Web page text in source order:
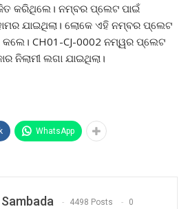
କରିଥିଲେ। ନମ୍ବର ପ୍ଲେଟ ପାଇଁ
ଯାଇଥିଲା। ଲୋକେ ଏହି ନମ୍ବର ପ୍ଲେଟ
CH01-CJ-0002 ନମ୍ୱର ପ୍ଲେଟ
ନିଲାମୀ ଲଗା ଯାଇଥିଲା।
WhatsApp
4498 Posts 0